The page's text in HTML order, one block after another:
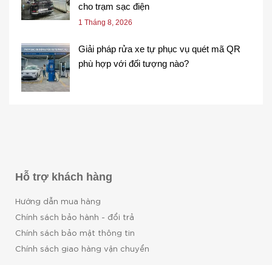
cho trạm sạc điện
1 Tháng 8, 2026
Giải pháp rửa xe tự phục vụ quét mã QR
phù hợp với đối tượng nào?
Hỗ trợ khách hàng
Hướng dẫn mua hàng
Chính sách bảo hành - đổi trả
Chính sách bảo mật thông tin
Chính sách giao hàng vận chuyển